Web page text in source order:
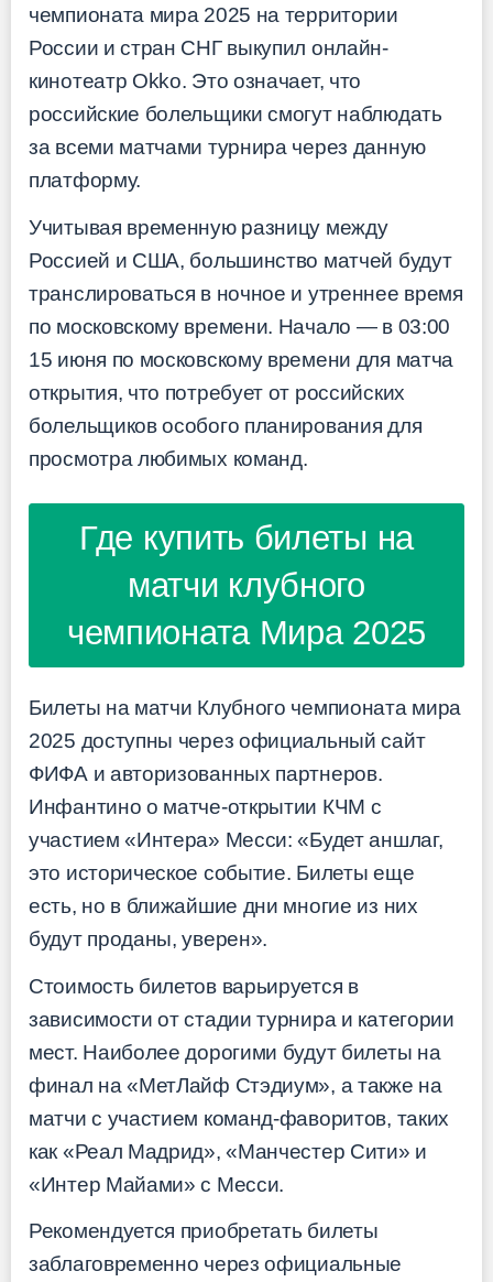
чемпионата мира 2025 на территории
России и стран СНГ выкупил онлайн-
кинотеатр Okko. Это означает, что
российские болельщики смогут наблюдать
за всеми матчами турнира через данную
платформу.
Учитывая временную разницу между
Россией и США, большинство матчей будут
транслироваться в ночное и утреннее время
по московскому времени. Начало — в 03:00
15 июня по московскому времени для матча
открытия, что потребует от российских
болельщиков особого планирования для
просмотра любимых команд.
Где купить билеты на
матчи клубного
чемпионата Мира 2025
Билеты на матчи Клубного чемпионата мира
2025 доступны через официальный сайт
ФИФА и авторизованных партнеров.
Инфантино о матче-открытии КЧМ с
участием «Интера» Месси: «Будет аншлаг,
это историческое событие. Билеты еще
есть, но в ближайшие дни многие из них
будут проданы, уверен».
Стоимость билетов варьируется в
зависимости от стадии турнира и категории
мест. Наиболее дорогими будут билеты на
финал на «МетЛайф Стэдиум», а также на
матчи с участием команд-фаворитов, таких
как «Реал Мадрид», «Манчестер Сити» и
«Интер Майами» с Месси.
Рекомендуется приобретать билеты
заблаговременно через официальные